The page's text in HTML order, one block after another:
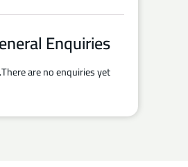
Enquiries
There are no enquiries yet.